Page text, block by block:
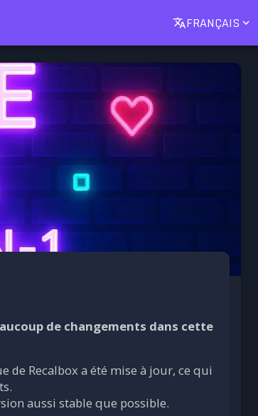
FRANÇAIS
de changements dans cette
de Recalbox a été mise à jour, ce qui
aussi stable que possible.